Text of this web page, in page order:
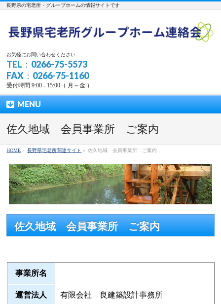
長野県の宅老所・グループホームの情報サイトです
お気軽にお問い合わせください
TEL：0266-75-5573
FAX：0266-75-1160
受付時間 9:00 - 15:00（ 月～金 ）
MENU
佐久地域 会員事業所 ご案内
HOME » 長野県宅老所関連サイト » 佐久地域 会員事業所 ご案内
佐久地域 会員事業所 ご案内
事業所名
運営法人 有限会社 良建築設計事務所